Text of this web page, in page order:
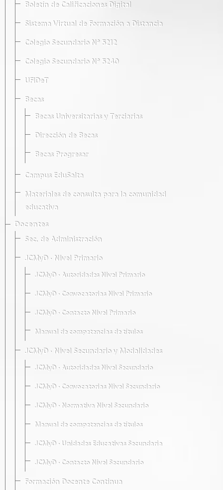
Boletín de Calificaciones Digital
Sistema Virtual de Formación a Distancia
Colegio Secundario Nº 5212
Colegio Secundario Nº 5240
UFIDeT
Becas
Becas Universitarias y Terciarias
Dirección de Becas
Becas Progresar
Campus EduSalta
Materiales de consulta para la comunidad
educativa
Docentes
Sec. de Administración
JCMyD · Nivel Primario
JCMyD · Autoridades Nivel Primario
JCMyD · Convocatorias Nivel Primario
JCMyD · Contacto Nivel Primario
Manual de competencias de títulos
JCMyD · Nivel Secundario y Modalidades
JCMyD · Autoridades Nivel Secundario
JCMyD · Convocatorias Nivel Secundario
JCMyD · Normativa Nivel Secundario
Manual de competencias de títulos
JCMyD · Unidades Educativas Secundaria
JCMyD · Contacto Nivel Secundario
Formación Docente Continua